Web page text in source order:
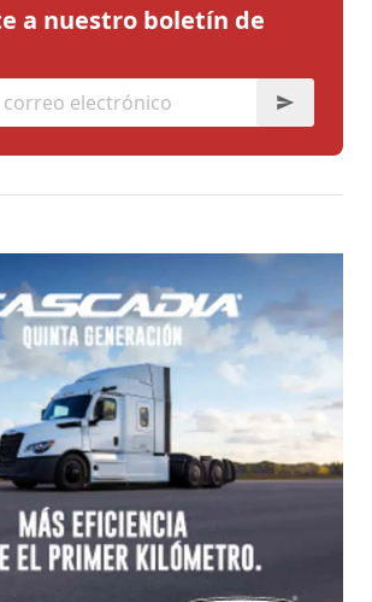
a nuestro boletín de